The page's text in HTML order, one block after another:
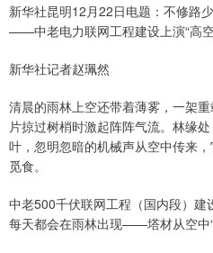
新华社昆明12月22日电题：不修路
——中老电力联网工程建设上演“高
新华社记者赵珮然
清晨的雨林上空还带着薄雾，一架
片掠过树梢时激起阵阵气流。林缘
叶，忽明忽暗的机械声从空中传来
觅食。
中老500千伏联网工程（国内段）
每天都会在雨林出现——塔材从空中“